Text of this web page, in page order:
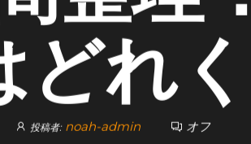
どれ
投稿者: noah-admin オフ